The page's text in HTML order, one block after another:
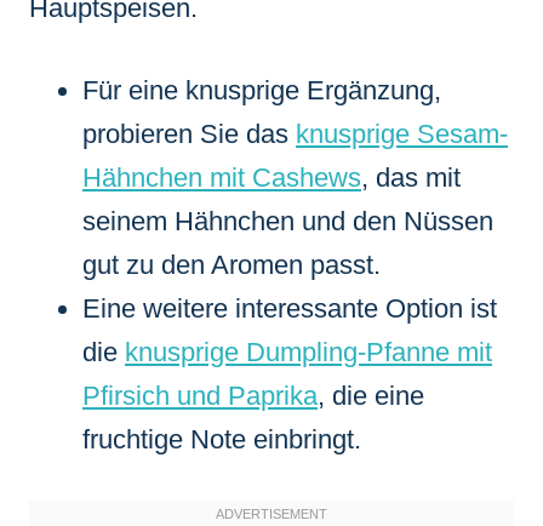
Hauptspeisen.
Für eine knusprige Ergänzung,
probieren Sie das knusprige Sesam-
Hähnchen mit Cashews, das mit
seinem Hähnchen und den Nüssen
gut zu den Aromen passt.
Eine weitere interessante Option ist
die knusprige Dumpling-Pfanne mit
Pfirsich und Paprika, die eine
fruchtige Note einbringt.